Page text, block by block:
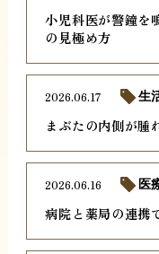
小児科医が警鐘を
の見極め方
まぶたの内側が腫
2026.06.17 生
病院と薬局の連携
2026.06.16 医